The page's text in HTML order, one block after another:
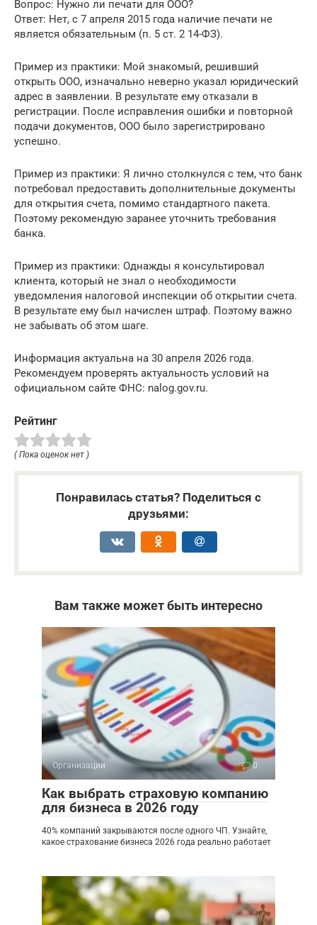
Вопрос: Нужно ли печати для ООО?
Ответ: Нет, с 7 апреля 2015 года наличие печати не
является обязательным (п. 5 ст. 2 14-ФЗ).
Пример из практики: Мой знакомый, решивший
открыть ООО, изначально неверно указал юридический
адрес в заявлении. В результате ему отказали в
регистрации. После исправления ошибки и повторной
подачи документов, ООО было зарегистрировано
успешно.
Пример из практики: Я лично столкнулся с тем, что банк
потребовал предоставить дополнительные документы
для открытия счета, помимо стандартного пакета.
Поэтому рекомендую заранее уточнить требования
банка.
Пример из практики: Однажды я консультировал
клиента, который не знал о необходимости
уведомления налоговой инспекции об открытии счета.
В результате ему был начислен штраф. Поэтому важно
не забывать об этом шаге.
Информация актуальна на 30 апреля 2026 года.
Рекомендуем проверять актуальность условий на
официальном сайте ФНС: nalog.gov.ru.
Рейтинг
( Пока оценок нет )
Понравилась статья? Поделиться с
друзьями:
Вам также может быть интересно
Организации 0
Как выбрать страховую компанию
для бизнеса в 2026 году
40% компаний закрываются после одного ЧП. Узнайте,
какое страхование бизнеса 2026 года реально работает